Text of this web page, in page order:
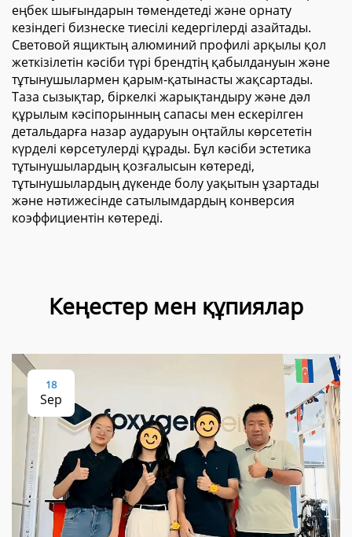
еңбек шығындарын төмендетеді және орнату
кезіндегі бизнеске тиесілі кедергілерді азайтады.
Световой ящиктың алюминий профилі арқылы қол
жеткізілетін кәсіби түрі брендтің қабылдануын және
тұтынушылармен қарым-қатынасты жақсартады.
Таза сызықтар, біркелкі жарықтандыру және дәл
құрылым кәсіпорынның сапасы мен ескерілген
детальдарға назар аударуын оңтайлы көрсететін
күрделі көрсетулерді құрады. Бұл кәсіби эстетика
тұтынушылардың қозғалысын көтереді,
тұтынушылардың дүкенде болу уақытын ұзартады
және нәтижесінде сатылымдардың конверсия
коэффициентін көтереді.
Кеңестер мен құпиялар
18
Sep